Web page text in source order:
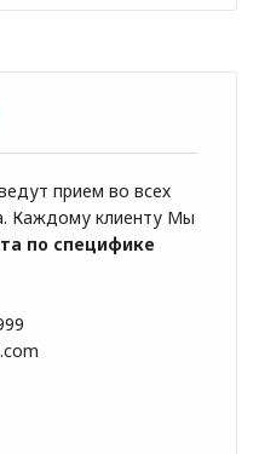
прием во всех
Каждому клиенту Мы
по специфике